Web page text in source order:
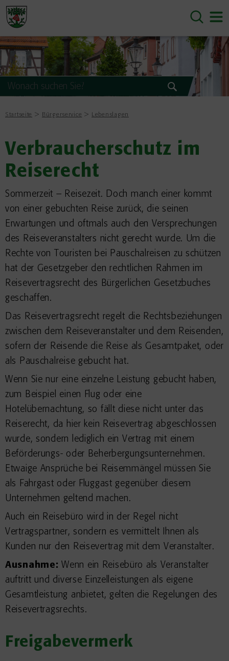
Startseite Bürgerservice Lebenslagen
Verbraucherschutz im
Reiserecht
Sommerzeit – Reisezeit. Doch manch einer kommt
von einer gebuchten Reise zurück, die seinen
Erwartungen und oftmals auch den Versprechungen
des Reiseveranstalters nicht gerecht wurde. Um die
Rechte von Touristen bei Pauschalreisen zu schützen
hat der Gesetzgeber den rechtlichen Rahmen im
Reisevertragsrecht des Bürgerlichen Gesetzbuches
geschaffen.
Das Reisevertragsrecht regelt die Rechtsbeziehungen
zwischen dem Reiseveranstalter und dem Reisenden,
sofern der Reisende die Reise als Gesamtpaket, oder
als Pauschalreise gebucht hat.
Wenn Sie nur eine einzelne Leistung gebucht haben,
zum Beispiel einen Flug oder eine
Hotelübernachtung, so fällt diese nicht unter das
Reiserecht, da hier kein Reisevertrag abgeschlossen
wurde, sondern lediglich ein Vertrag mit einem
Beförderungs- oder Beherbergungsunternehmen.
Etwaige Ansprüche bei Reisemmängel müssen Sie
als Fahrgast oder Fluggast gegenüber diesem
Unternehmen geltend machen.
Auch ein Reisebüro wird in der Regel nicht
Vertragspartner, sondern es vermittelt Ihnen als
Kunden nur den Reisevertrag mit dem Veranstalter.
Ausnahme: Wenn ein Reisebüro als Veranstalter
auftritt und diverse Einzelleistungen als eigene
Gesamtleistung anbietet, gelten die Regelungen des
Reisevertragsrechts.
Freigabevermerk